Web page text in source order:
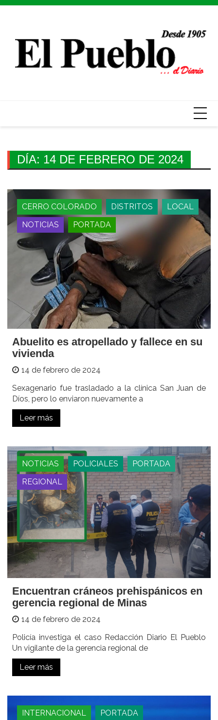
Skip
DÍA: 14 DE FEBRERO DE 2024
CERRO COLORADO DISTRITOS
LOCAL
NOTICIAS
PORTADA
Abuelito es atropellado y fallece en su
vivienda
14 de febrero de 2024
Sexagenario fue trasladado a la clínica San Juan de
Díos, pero lo enviaron nuevamente a
Leer más
NOTICIAS POLICIALES
PORTADA
REGIONAL
Encuentran cráneos prehispánicos en
gerencia regional de Minas
14 de febrero de 2024
Policía investiga el caso Redacción Diario El Pueblo
Un vigilante de la gerencia regional de
Leer más
INTERNACIONAL PORTADA